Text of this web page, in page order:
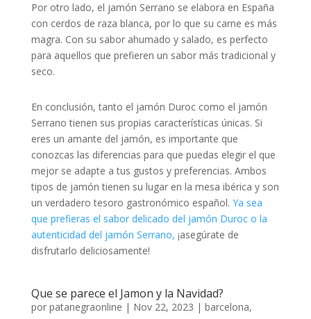
Por otro lado, el jamón Serrano se elabora en España
con cerdos de raza blanca, por lo que su carne es más
magra. Con su sabor ahumado y salado, es perfecto
para aquellos que prefieren un sabor más tradicional y
seco.
En conclusión, tanto el jamón Duroc como el jamón
Serrano tienen sus propias características únicas. Si
eres un amante del jamón, es importante que
conozcas las diferencias para que puedas elegir el que
mejor se adapte a tus gustos y preferencias. Ambos
tipos de jamón tienen su lugar en la mesa ibérica y son
un verdadero tesoro gastronómico español. Ya sea
que prefieras el sabor delicado del jamón Duroc o la
autenticidad del jamón Serrano, ¡asegúrate de
disfrutarlo deliciosamente!
Que se parece el Jamon y la Navidad?
por patanegraonline | Nov 22, 2023 | barcelona,